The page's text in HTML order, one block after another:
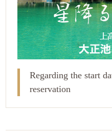
Regarding the start
reservation